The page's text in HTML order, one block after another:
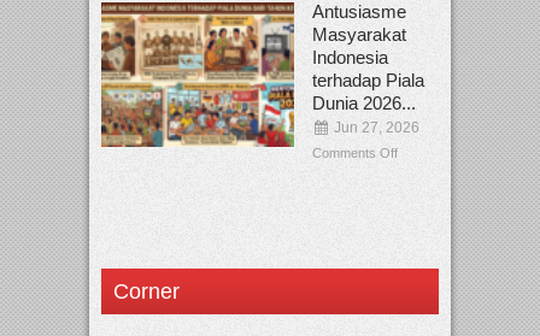
Antusiasme
Masyarakat
Indonesia
terhadap Piala
Dunia 2026...
Jun 27, 2026
Comments Off
Corner